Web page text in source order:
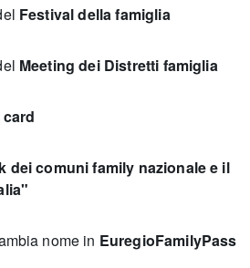
Festival della famiglia
Meeting dei Distretti famiglia
dei comuni family nazionale e il
nome in EuregioFamilyPass